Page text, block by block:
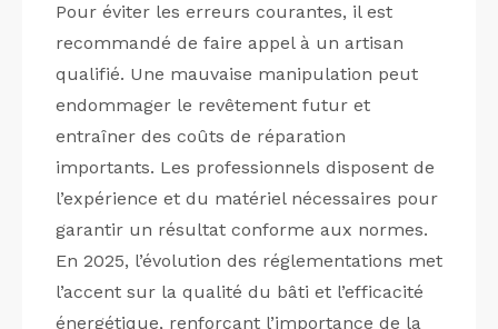
Pour éviter les erreurs courantes, il est
recommandé de faire appel à un artisan
qualifié. Une mauvaise manipulation peut
endommager le revêtement futur et
entraîner des coûts de réparation
importants. Les professionnels disposent de
l’expérience et du matériel nécessaires pour
garantir un résultat conforme aux normes.
En 2025, l’évolution des réglementations met
l’accent sur la qualité du bâti et l’efficacité
énergétique, renforçant l’importance de la